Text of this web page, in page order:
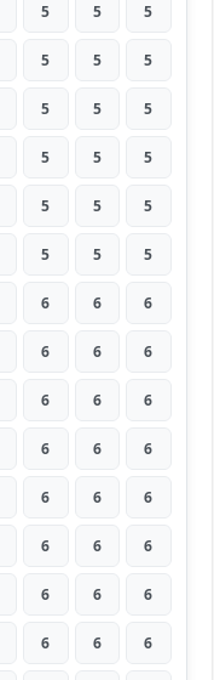
5 5 5
5 5 5
5 5 5
5 5 5
5 5 5
5 5 5
6 6 6
6 6 6
6 6 6
6 6 6
6 6 6
6 6 6
6 6 6
6 6 6